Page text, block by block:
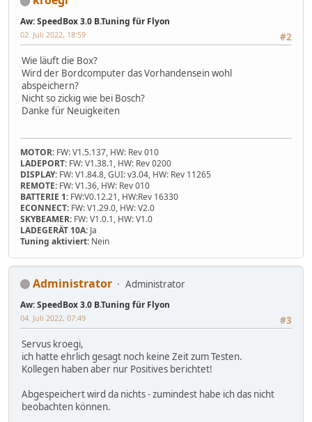
Aw: SpeedBox 3.0 B.Tuning für Flyon
#2
02. Juli 2022, 18:59
Wie läuft die Box?
Wird der Bordcomputer das Vorhandensein wohl
abspeichern?
Nicht so zickig wie bei Bosch?
Danke für Neuigkeiten
MOTOR: FW: V1.5.137, HW: Rev 010
LADEPORT: FW: V1.38.1, HW: Rev 0200
DISPLAY: FW: V1.84.8, GUI: v3.04, HW: Rev 11265
REMOTE: FW: V1.36, HW: Rev 010
BATTERIE 1: FW:V0.12.21, HW:Rev 16330
ECONNECT: FW: V1.29.0, HW: V2.0
SKYBEAMER: FW: V1.0.1, HW: V1.0
LADEGERÄT 10A: Ja
Tuning aktiviert: Nein
Administrator Administrator
Aw: SpeedBox 3.0 B.Tuning für Flyon
#3
04. Juli 2022, 07:49
Servus kroegi,
ich hatte ehrlich gesagt noch keine Zeit zum Testen.
Kollegen haben aber nur Positives berichtet!
Abgespeichert wird da nichts - zumindest habe ich das nicht
beobachten können.